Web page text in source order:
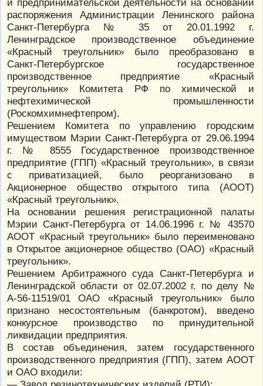
распоряжения Администрации Ленинского района
Санкт-Петербурга № 35 от 20.01.1992 г.
Ленинградское производственное объединение
«Красный треугольник» было преобразовано в
Санкт-Петербургское государственное
производственное предприятие «Красный
треугольник» Комитета РФ по химической и
нефтехимической промышленности
(Роскомхимнефтепром).
Решением Комитета по управлению городским
имуществом Мэрии Санкт-Петербурга от 29.06.1994
г. № 8555 Государственное производственное
предприятие (ГПП) «Красный треугольник», в связи
с приватизацией, было реорганизовано в
Акционерное общество открытого типа (АООТ)
«Красный треугольник».
На основании решения регистрационной палаты
Мэрии Санкт-Петербурга от 14.06.1996 г. № 43570
АООТ «Красный треугольник» было переименовано
в Открытое акционерное общество (ОАО) «Красный
треугольник».
Решением Арбитражного суда Санкт-Петербурга и
Ленинградской области от 02.07.2002 г. по делу №
А-56-11519/01 ОАО «Красный треугольник» было
признано несостоятельным (банкротом), введено
конкурсное производство по принудительной
ликвидации предприятия.
В состав объединения, затем государственного
производственного предприятия (ГПП), затем АООТ
и ОАО входили: